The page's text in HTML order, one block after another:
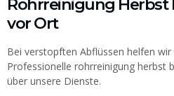
Rohrreinigung Herbst
vor Ort
Bei verstopften Abflüssen helfen wir
Professionelle rohrreinigung herbst
über unsere Dienste.